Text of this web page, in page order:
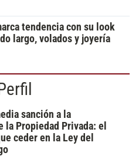
tendencia con su look
largo, volados y joyería
sanción a la
la Propiedad Privada: el
ceder en la Ley del